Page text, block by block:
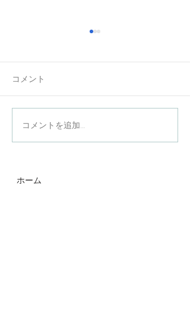
年末年始休業のお知らせ
コメント
コメントを追加…
ホーム